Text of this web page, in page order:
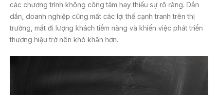
các chương trình không công tâm hay thiếu sự rõ ràng. Dần
dần, doanh nghiệp cũng mất các lợi thế cạnh tranh trên thị
trường, mất đi lượng khách tiềm năng và khiến việc phát triển
thương hiệu trở nên khó khăn hơn.